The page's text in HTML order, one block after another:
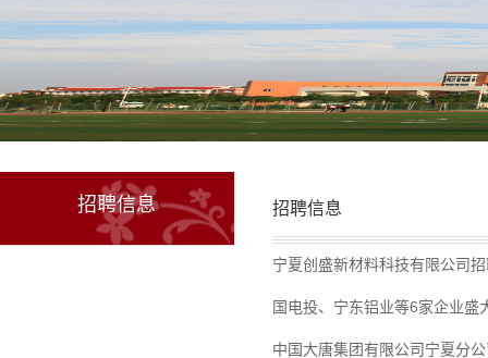
招聘信息 招聘信息
宁夏创盛新材料科技有限公司
国电投、宁东铝业等6家企业盛
中国大唐集团有限公司宁夏分